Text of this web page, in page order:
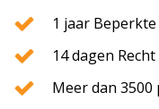
1 jaar
14 dagen
Meer dan